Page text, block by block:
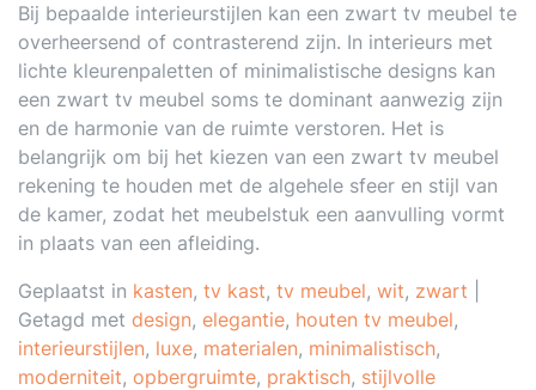
Bij bepaalde interieurstijlen kan een zwart tv meubel te
overheersend of contrasterend zijn. In interieurs met
lichte kleurenpaletten of minimalistische designs kan
een zwart tv meubel soms te dominant aanwezig zijn
en de harmonie van de ruimte verstoren. Het is
belangrijk om bij het kiezen van een zwart tv meubel
rekening te houden met de algehele sfeer en stijl van
de kamer, zodat het meubelstuk een aanvulling vormt
in plaats van een afleiding.
Geplaatst in kasten, tv kast, tv meubel, wit, zwart
Getagd met design, elegantie, houten tv meubel,
interieurstijlen, luxe, materialen, minimalistisch,
moderniteit, opbergruimte, praktisch, stijlvolle